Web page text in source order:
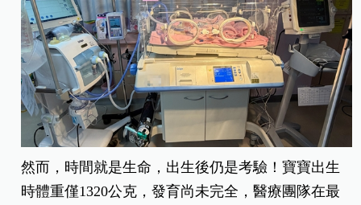
然而，時間就是生命，出生後仍是考驗！寶寶出生
時體重僅1320公克，發育尚未完全，醫療團隊在最